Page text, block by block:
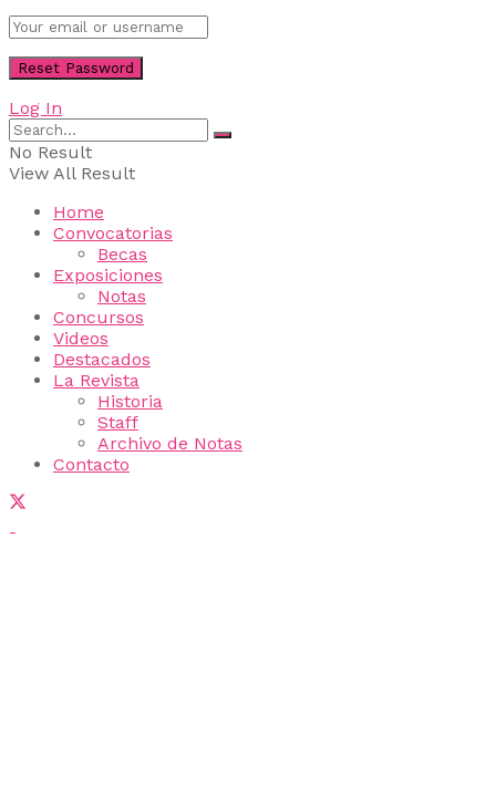
Log In
No Result
View All Result
Home
Convocatorias
Becas
Exposiciones
Notas
Concursos
Videos
Destacados
La Revista
Historia
Staff
Archivo de Notas
Contacto